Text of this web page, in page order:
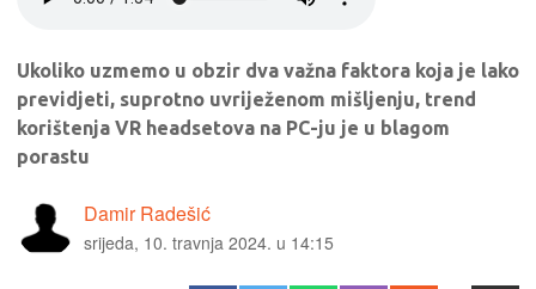
Ukoliko uzmemo u obzir dva važna faktora koja je lako
previdjeti, suprotno uvriježenom mišljenju, trend
korištenja VR headsetova na PC-ju je u blagom
porastu
Damir Radešić
srijeda, 10. travnja 2024. u 14:15